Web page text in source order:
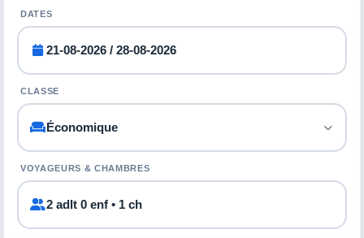
DATES
CLASSE
VOYAGEURS & CHAMBRES
2 adlt 0 enf • 1 ch